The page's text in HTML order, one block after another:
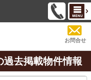
お問合せ
去掲載物件情報